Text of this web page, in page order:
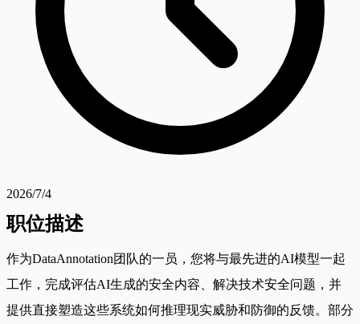
2026/7/4
职位描述
作为DataAnnotation团队的一员，您将与最先进的AI模型一起
工作，完成评估AI生成的安全内容、解决技术安全问题，并
提供直接塑造这些系统如何推理现实威胁和防御的反馈。部分